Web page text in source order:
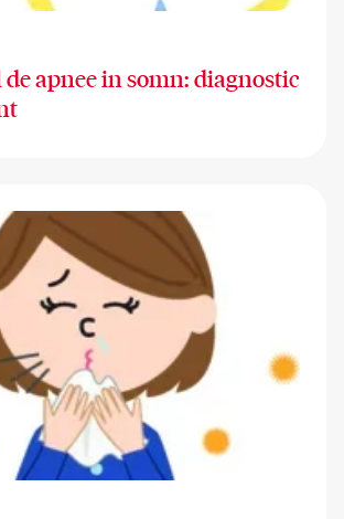
apnee in somn: diagnostic